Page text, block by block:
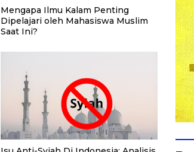
Mengapa Ilmu Kalam Penting
Dipelajari oleh Mahasiswa Muslim
Saat Ini?